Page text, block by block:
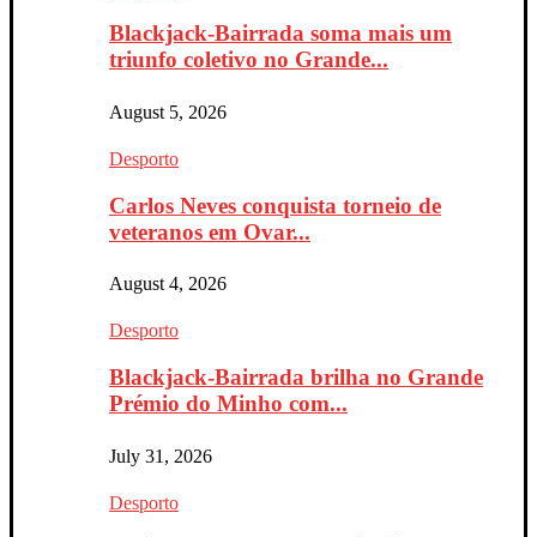
Blackjack-Bairrada soma mais um
triunfo coletivo no Grande...
August 5, 2026
Desporto
Carlos Neves conquista torneio de
veteranos em Ovar...
August 4, 2026
Desporto
Blackjack-Bairrada brilha no Grande
Prémio do Minho com...
July 31, 2026
Desporto